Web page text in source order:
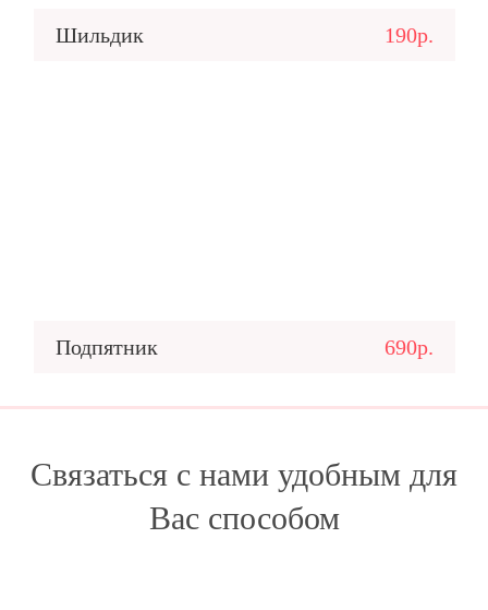
Шильдик 190р.
Подпятник 690р.
Связаться с нами удобным для
Вас способом